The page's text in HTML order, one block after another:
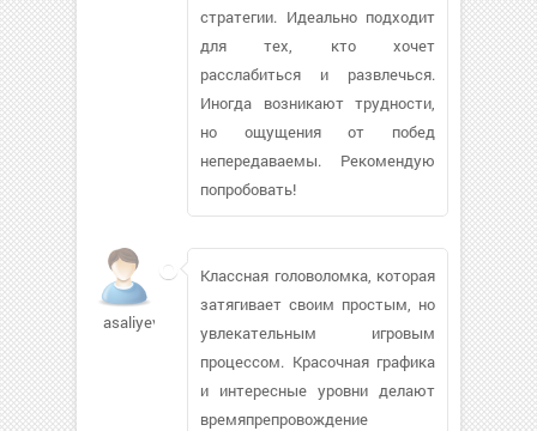
стратегии. Идеально подходит
для тех, кто хочет
расслабиться и развлечься.
Иногда возникают трудности,
но ощущения от побед
непередаваемы. Рекомендую
попробовать!
asaliyev897
Классная головоломка, которая
затягивает своим простым, но
увлекательным игровым
процессом. Красочная графика
и интересные уровни делают
времяпрепровождение